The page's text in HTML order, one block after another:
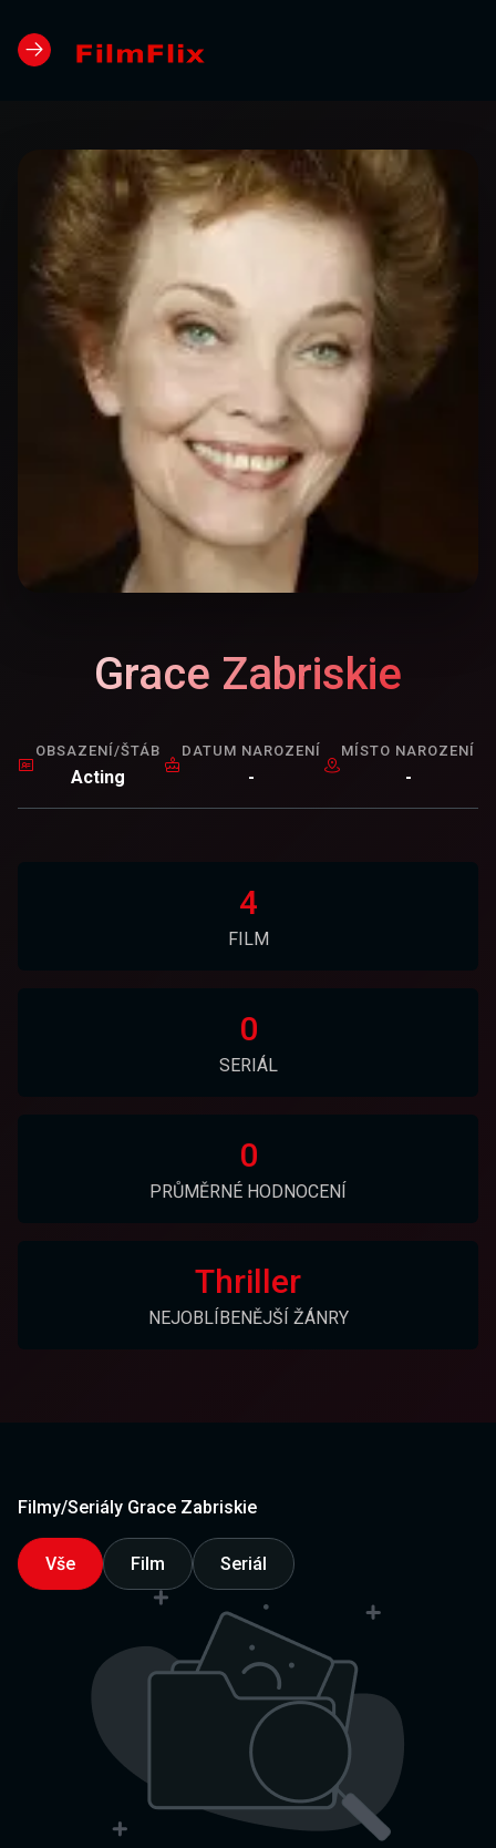
Grace Zabriskie
OBSAZENÍ/ŠTÁB
Acting
DATUM NAROZENÍ
-
MÍSTO NAROZENÍ
-
4
FILM
0
SERIÁL
0
PRŮMĚRNÉ HODNOCENÍ
Thriller
NEJOBLÍBENĚJŠÍ ŽÁNRY
Filmy/Seriály Grace Zabriskie
Vše Film Seriál